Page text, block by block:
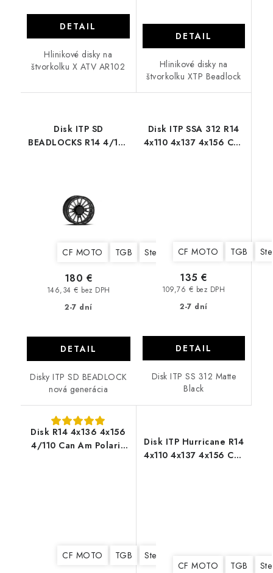
DETAIL
Hlinikové disky na
štvorkolku X ATV AR102
DETAIL
Hlinikové disky na
štvorkolku XTP Beadlock
Disk ITP SD
BEADLOCKS R14 4/137
CF MOTO TGB Stels Yamaha Suzuki
2-7 dní
146,34 € bez DPH
180 €
DETAIL
Disky ITP SD BEADLOCK
nová generácia
Disk ITP SSA 312 R14
4x110 4x137 4x156 Can
CF MOTO TGB
2-7 dní
109,76 € bez DPH
135 €
DETAIL
Disk ITP SS 312 Matte
Black
Disk R14 4x136 4x156
4/110 Can Am Polaris
CF MOTO TGB Stels
Disk ITP Hurricane R14
4x110 4x137 4x156 Can
CF MOTO TGB